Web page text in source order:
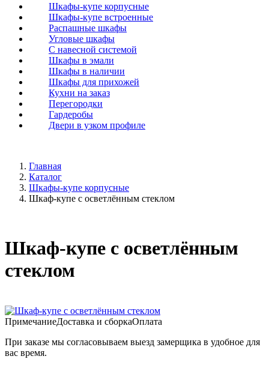
Шкафы-купе корпусные
Шкафы-купе встроенные
Распашные шкафы
Угловые шкафы
C навесной системой
Шкафы в эмали
Шкафы в наличии
Шкафы для прихожей
Кухни на заказ
Перегородки
Гардеробы
Двери в узком профиле
Главная
Каталог
Шкафы-купе корпусные
Шкаф-купе с осветлённым стеклом
Шкаф-купе с осветлённым
стеклом
ПримечаниеДоставка и сборкаОплата
При заказе мы согласовываем выезд замерщика в удобное для
вас время.